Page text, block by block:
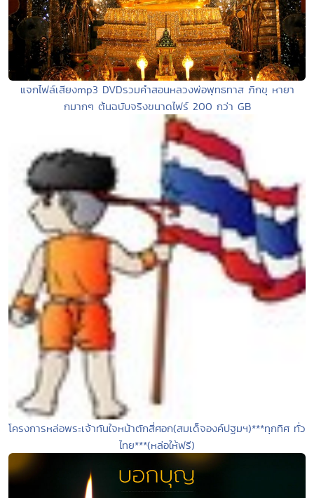
แจกไฟล์เสียงmp3 DVDรวมคำสอนหลวงพ่อพุทธทาส ภิกขุ หายา
กมากๆ ต้นฉบับจริงขนาดไฟร์ 200 กว่า GB
โครงการหล่อพระเจ้าทันใจหน้าตักสี่ศอก(สมเด็จองค์ปฐมฯ)***ทุกทิศ ทั่ว
ไทย***(หล่อให้ฟรี)